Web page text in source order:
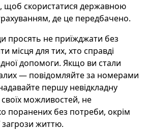
щоб скористатися державною
де це передбачено.
просять не приїжджати без
місця для тих, хто справді
допомоги. Якщо ви стали
— повідомляйте за номерами
першу невідкладну
можливостей, не
поранених без потреби, окрім
загрози життю.